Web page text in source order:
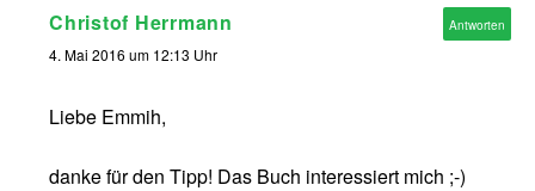
Christof Herrmann
4. Mai 2016 um 12:13 Uhr
Liebe Emmih,
danke für den Tipp! Das Buch interessiert mich ;-)
Antworten